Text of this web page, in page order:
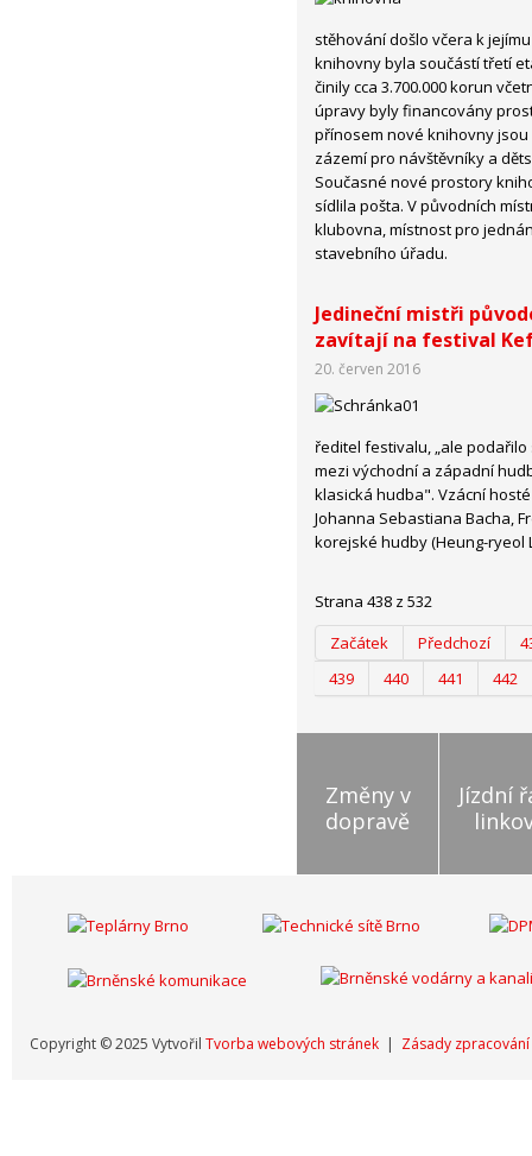
stěhování došlo včera k
knihovny byla součástí třetí
činily cca 3.700.000 korun
úpravy byly financovány
přínosem nové knihovny
zázemí pro návštěvníky a
Současné nové prostory
sídlila pošta. V původních
klubovna, místnost pro
stavebního úřadu.
Jedineční mistři
zavítají na festival
20. červen 2016
ředitel festivalu, „ale
mezi východní a západní
klasická hudba". Vzácní
Johanna Sebastiana Bacha,
korejské hudby (Heung-ryeol
Strana 438 z 532
Začátek
Předchozí
439
440 441 442
Změny v
dopravě
Jízdní
Copyright © 2025 Vytvořil Tvorba webových stránek | Zásady